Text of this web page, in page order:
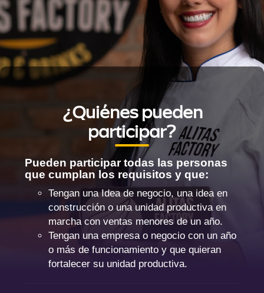
¿Quiénes pueden
participar?
Pueden participar todas las personas
que cumplan los requisitos y que:
Tengan una Idea de negocio, una idea en
construcción o una unidad productiva en
marcha con ventas menores de un año.
Tengan una empresa o negocio con un año
o más de funcionamiento y que quieran
fortalecer su unidad productiva.